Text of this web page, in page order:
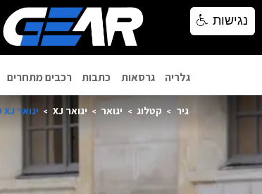
גלריה גרסאות כתבות רכבים מתחרים
גיר קטלוג יגואר יגואר XJ יגואר XJ קצר 2018
נגישות
נגישות